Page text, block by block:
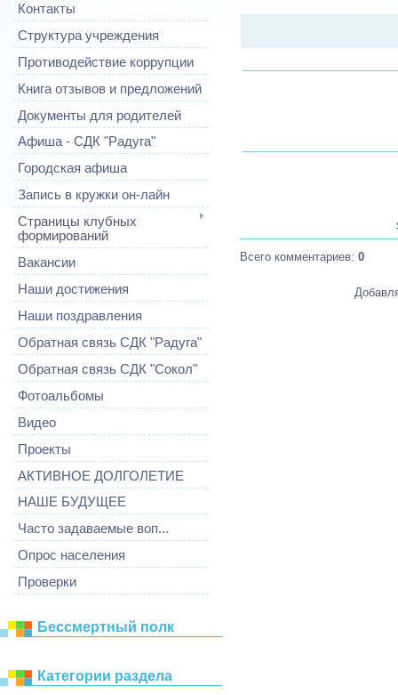
Контакты
Структура учреждения
Противодействие коррупции
Книга отзывов и предложений
Документы для родителей
Афиша - СДК "Радуга"
Городская афиша
Запись в кружки он-лайн
Страницы клубных
формирований
Вакансии
Наши достижения
Наши поздравления
Обратная связь СДК "Радуга"
Обратная связь СДК "Сокол"
Фотоальбомы
Видео
Проекты
АКТИВНОЕ ДОЛГОЛЕТИЕ
НАШЕ БУДУЩЕЕ
Часто задаваемые воп...
Опрос населения
Проверки
Бессмертный полк
Категории раздела
Всего комментариев: 0